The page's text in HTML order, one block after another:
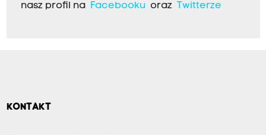
nasz profil na Facebookuoraz Twitterze
KONTAKT